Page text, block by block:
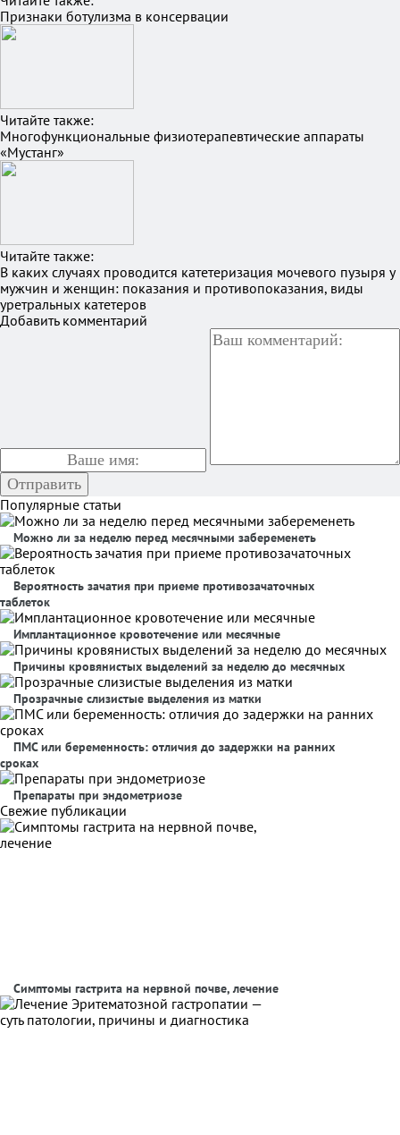
Признаки ботулизма в консервации
Читайте также:
Многофункциональные физиотерапевтические аппараты
«Мустанг»
Читайте также:
В каких случаях проводится катетеризация мочевого пузыря у
мужчин и женщин: показания и противопоказания, виды
уретральных катетеров
Добавить комментарий
Популярные статьи
Можно ли за неделю перед месячными забеременеть
Вероятность зачатия при приеме противозачаточных
таблеток
Имплантационное кровотечение или месячные
Причины кровянистых выделений за неделю до месячных
Прозрачные слизистые выделения из матки
ПМС или беременность: отличия до задержки на ранних
сроках
Препараты при эндометриозе
Свежие публикации
Симптомы гастрита на нервной почве, лечение